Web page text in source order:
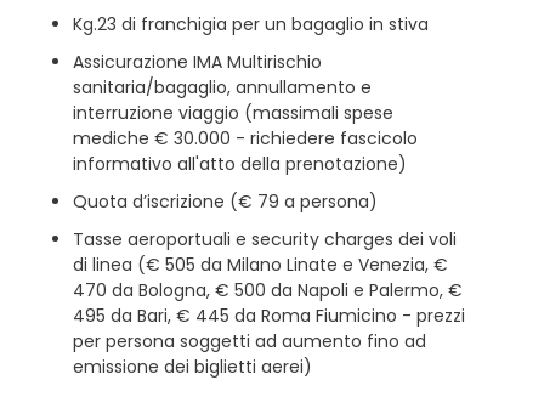
Kg.23 di franchigia per un bagaglio in stiva
Assicurazione IMA Multirischio
sanitaria/bagaglio, annullamento e
interruzione viaggio (massimali spese
mediche € 30.000 - richiedere fascicolo
informativo all'atto della prenotazione)
Quota d’iscrizione (€ 79 a persona)
Tasse aeroportuali e security charges dei voli
di linea (€ 505 da Milano Linate e Venezia, €
470 da Bologna, € 500 da Napoli e Palermo, €
495 da Bari, € 445 da Roma Fiumicino - prezzi
per persona soggetti ad aumento fino ad
emissione dei biglietti aerei)